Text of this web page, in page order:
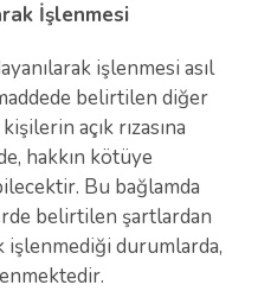
İşlenmesi
işlenmesi asıl
belirtilen diğer
açık rızasına
hakkın kötüye
Bu bağlamda
belirtilen şartlardan
işlenmediği durumlarda,